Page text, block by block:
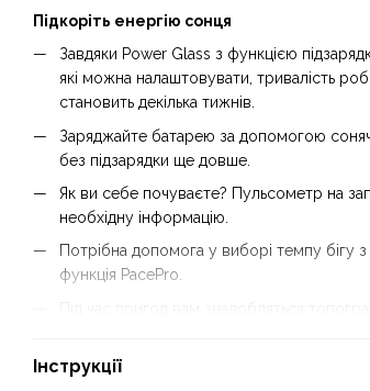
Підкоріть енергію сонця
Завдяки Power Glass з функцією
які можна налаштовувати, тривалість
становить декілька тижнів.
Заряджайте батарею за допомогою
без підзарядки ще довше.
Як ви себе почуваєте? Пульсометр на
необхідну інформацію.
Потрібна допомога у виборі темпу
функція PacePro.
Залиште кабель зарядки вдома. Завдяки
Інструкції